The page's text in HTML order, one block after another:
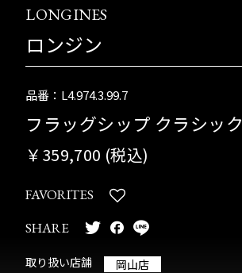
LONGINES
ロンジン
品番：L4.974.3.99.7
フラッグシップ クラシック
￥359,700 (税込)
FAVORITES
SHARE
取り扱い店舗 岡山店